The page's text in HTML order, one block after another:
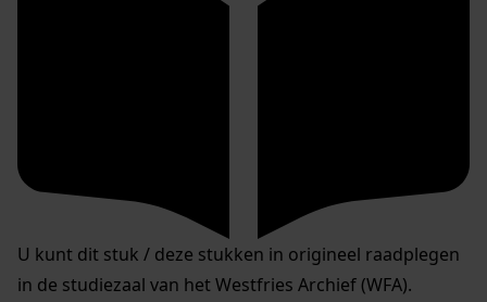
U kunt dit stuk / deze stukken in origineel raadplegen
in de studiezaal van het Westfries Archief (WFA).